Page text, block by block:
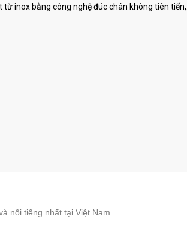
inox bằng công nghệ đúc chân không tiên
nổi tiếng nhất tại Việt Nam